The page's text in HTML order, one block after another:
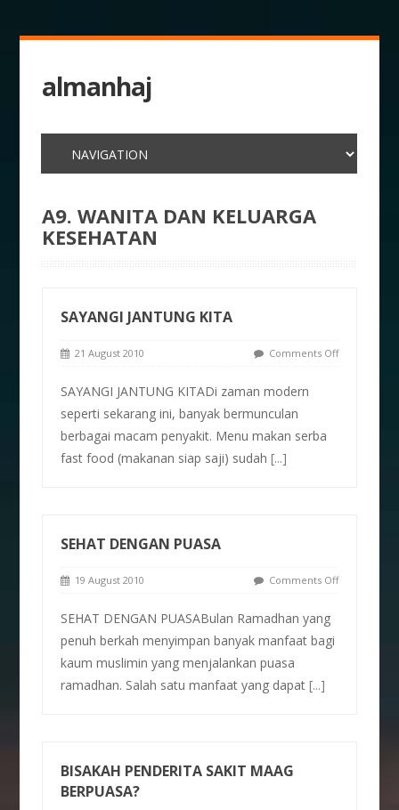
almanhaj
A9. WANITA DAN KELUARGA
KESEHATAN
SAYANGI JANTUNG KITA
21 August 2010 Comments Off
SAYANGI JANTUNG KITADi zaman modern
seperti sekarang ini, banyak bermunculan
berbagai macam penyakit. Menu makan serba
fast food (makanan siap saji) sudah[...]
SEHAT DENGAN PUASA
19 August 2010 Comments Off
SEHAT DENGAN PUASABulan Ramadhan yang
penuh berkah menyimpan banyak manfaat bagi
kaum muslimin yang menjalankan puasa
ramadhan. Salah satu manfaat yang dapat[...]
BISAKAH PENDERITA SAKIT MAAG
BERPUASA?